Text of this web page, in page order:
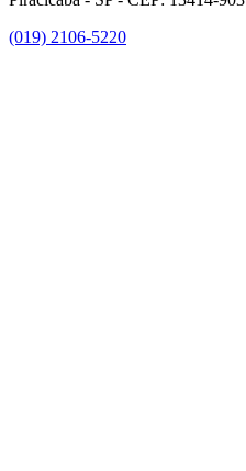
(019) 2106-5220